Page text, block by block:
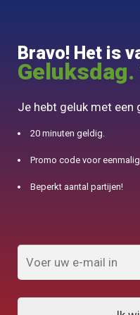
10% aangeboden voor
Bravo! Het is
Geluksdag.
Je hebt geluk met
20 minuten geldig.
Promo code voor
Beperkt aantal partijen!